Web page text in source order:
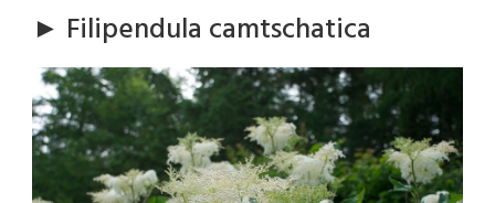
► Filipendula camtschatica